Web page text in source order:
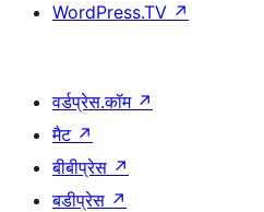
WordPress.TV ↗
वर्डप्रेस.कॉम ↗
मैट ↗
बीबीप्रेस ↗
बडीप्रेस ↗